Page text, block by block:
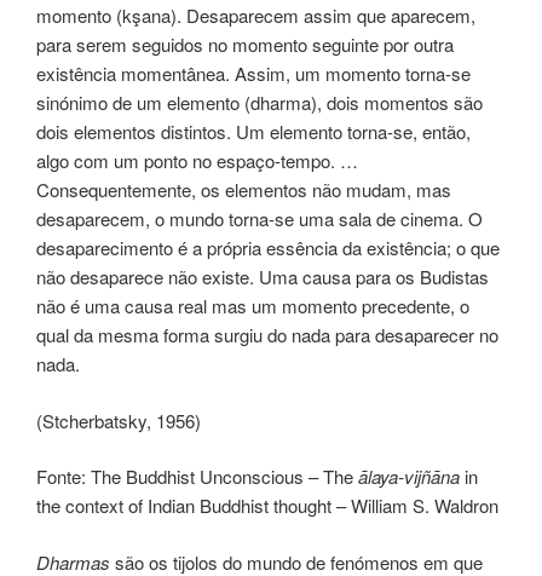
momento (kşana). Desaparecem assim que aparecem,
para serem seguidos no momento seguinte por outra
existência momentânea. Assim, um momento torna-se
sinónimo de um elemento (dharma), dois momentos são
dois elementos distintos. Um elemento torna-se, então,
algo com um ponto no espaço-tempo. …
Consequentemente, os elementos não mudam, mas
desaparecem, o mundo torna-se uma sala de cinema. O
desaparecimento é a própria essência da existência; o que
não desaparece não existe. Uma causa para os Budistas
não é uma causa real mas um momento precedente, o
qual da mesma forma surgiu do nada para desaparecer no
nada.
(Stcherbatsky, 1956)
Fonte: The Buddhist Unconscious – Theālaya-vijñāna in
the context of Indian Buddhist thought – William S. Waldron
Dharmas são os tijolos do mundo de fenómenos em que